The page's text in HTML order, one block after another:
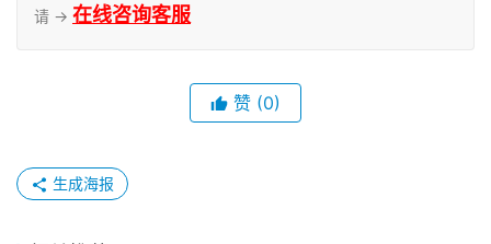
请 → 在线咨询客服
赞 (0)
生成海报